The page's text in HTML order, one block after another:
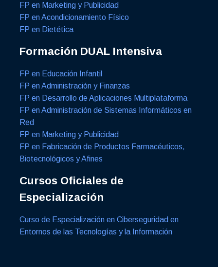
FP en Marketing y Publicidad
FP en Acondicionamiento Físico
FP en Dietética
Formación DUAL Intensiva
FP en Educación Infantil
FP en Administración y Finanzas
FP en Desarrollo de Aplicaciones Multiplataforma
FP en Administración de Sistemas Informáticos en
Red
FP en Marketing y Publicidad
FP en Fabricación de Productos Farmacéuticos,
Biotecnológicos y Afines
Cursos Oficiales de
Especialización
Curso de Especialización en Ciberseguridad en
Entornos de las Tecnologías y la Información